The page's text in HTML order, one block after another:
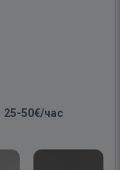
25-50€/час